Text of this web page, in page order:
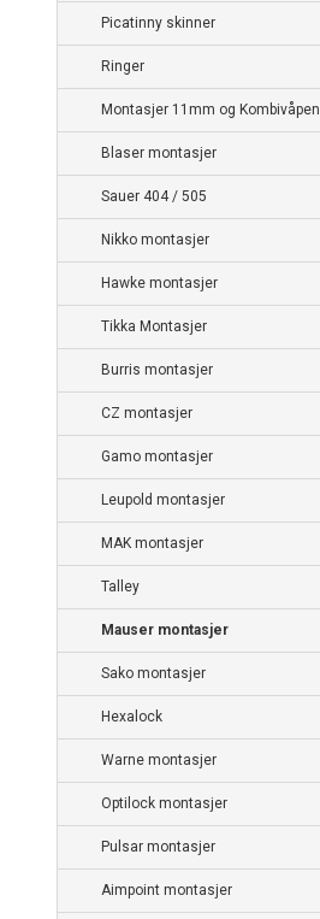
Picatinny skinner
Ringer
Montasjer 11mm og Kombivåpen
Blaser montasjer
Sauer 404 / 505
Nikko montasjer
Hawke montasjer
Tikka Montasjer
Burris montasjer
CZ montasjer
Gamo montasjer
Leupold montasjer
MAK montasjer
Talley
Mauser montasjer
Sako montasjer
Hexalock
Warne montasjer
Optilock montasjer
Pulsar montasjer
Aimpoint montasjer